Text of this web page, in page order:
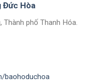
Đức Hòa
phố Thanh Hóa.
baohoduchoa